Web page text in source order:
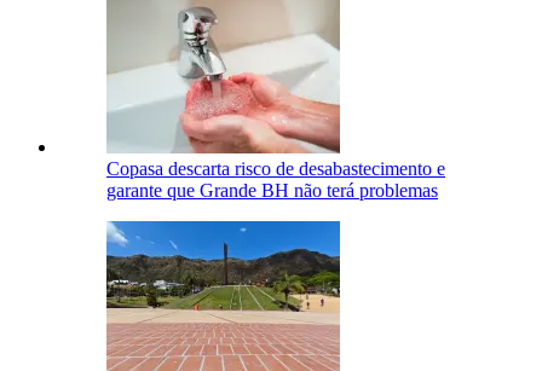
Copasa descarta risco de desabastecimento e
garante que Grande BH não terá problemas